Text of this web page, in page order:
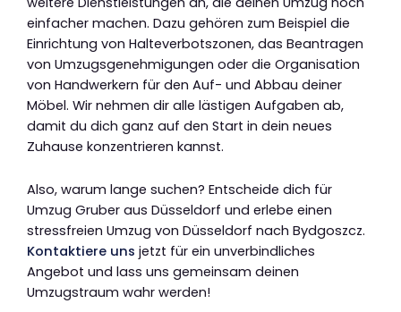
einfacher machen. Dazu gehören zum Beispiel die
Einrichtung von Halteverbotszonen, das Beantragen
von Umzugsgenehmigungen oder die Organisation
von Handwerkern für den Auf- und Abbau deiner
Möbel. Wir nehmen dir alle lästigen Aufgaben ab,
damit du dich ganz auf den Start in dein neues
Zuhause konzentrieren kannst.
Also, warum lange suchen? Entscheide dich für
Umzug Gruber aus Düsseldorf und erlebe einen
stressfreien Umzug von Düsseldorf nach Bydgoszcz.
Kontaktiere uns jetzt für ein unverbindliches
Angebot und lass uns gemeinsam deinen
Umzugstraum wahr werden!